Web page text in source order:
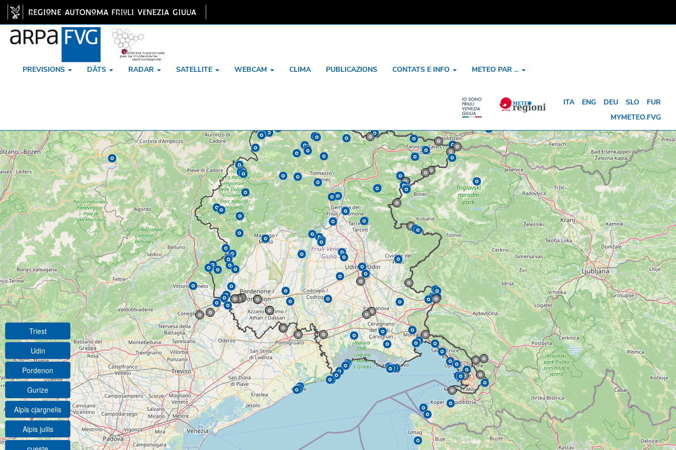
PREVISIONS DÂTS RADAR SATELLITE WEBCAM CLIMA PUBLICAZIONS CONTATS E INFO METEO PAR ...
ITA ENG DEU SLO
FUR
MYMETEO.FVG
Triest
Udin
Pordenon
Gurize
Alpis cjargnelis
Alpis juliis